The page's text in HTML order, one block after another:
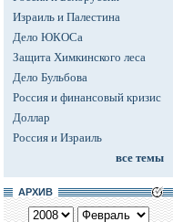
Израиль и Палестина
Дело ЮКОСа
Защита Химкинского леса
Дело Бульбова
Россия и финансовый кризис
Доллар
Россия и Израиль
все темы
АРХИВ